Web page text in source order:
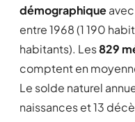
démographique
entre 1968 (1 190
habitants). Les829
comptent en
Le solde naturel
naissances et 13